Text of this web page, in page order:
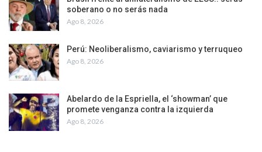
soberano o no serás nada
Ago 8, 2026
Perú: Neoliberalismo, caviarismo y terruqueo
Ago 8, 2026
Abelardo de la Espriella, el ‘showman’ que
promete venganza contra la izquierda
Ago 8, 2026